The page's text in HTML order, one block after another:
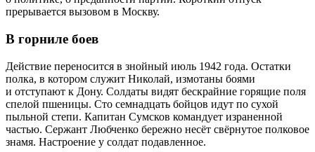
прерывается вызовом в Москву.
В горниле боев
Действие переносится в знойный июль 1942 года. Остатки
полка, в котором служит Николай, измотаны боями
и отступают к Дону. Солдаты видят бескрайние горящие поля
спелой пшеницы. Сто семнадцать бойцов идут по сухой
пыльной степи. Капитан Сумсков командует израненной
частью. Сержант Любченко бережно несёт свёрнутое полковое
знамя. Настроение у солдат подавленное.